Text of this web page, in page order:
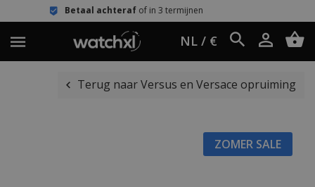
achterafof in 3 termijnen
NL / €
Terug naar Versus en Versace opruiming
ZOMER SALE